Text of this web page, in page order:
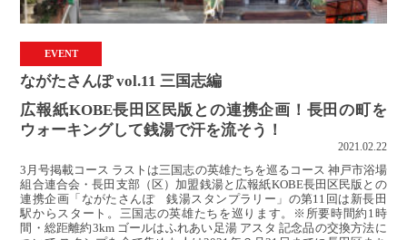
EVENT
ながたさんぽ vol.11 三国志編
広報紙KOBE長田区民版との連携企画！長田の町を
ウォーキングして銭湯で汗を流そう！
2021.02.22
3月号掲載コース ラストは三国志の英雄たちを巡るコース 神戸市浴場
組合連合会・長田支部（区）加盟銭湯と広報紙KOBE長田区民版との
連携企画「ながたさんぽ 銭湯スタンプラリー」の第11回は新長田
駅からスタート。三国志の英雄たちを巡ります。※所要時間約1時
間・総距離約3km ゴールはふれあい足湯 アスタ 記念品の交換方法に